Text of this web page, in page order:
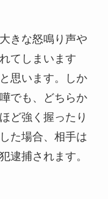
きな怒鳴り声や
てしまいます
思います。しか
でも、どちらか
ど強く握ったり
た場合、相手は
逮捕されます。